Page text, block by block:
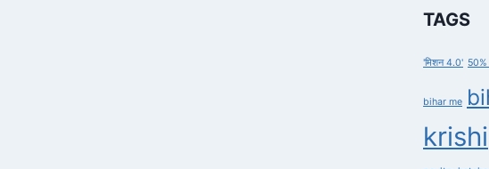
TAGS
'मिशन 4.0'
bihar me
krishi